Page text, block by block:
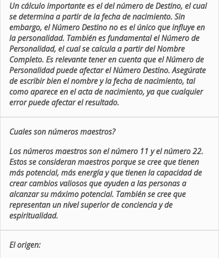
Un cálculo importante es el del número de Destino, el cual
se determina a partir de la fecha de nacimiento. Sin
embargo, el Número Destino no es el único que influye en
la personalidad. También es fundamental el Número de
Personalidad, el cual se calcula a partir del Nombre
Completo. Es relevante tener en cuenta que el Número de
Personalidad puede afectar el Número Destino. Asegúrate
de escribir bien el nombre y la fecha de nacimiento, tal
como aparece en el acta de nacimiento, ya que cualquier
error puede afectar el resultado.
Cuales son números maestros?
Los números maestros son el número 11 y el número 22.
Estos se consideran maestros porque se cree que tienen
más potencial, más energía y que tienen la capacidad de
crear cambios valiosos que ayuden a las personas a
alcanzar su máximo potencial. También se cree que
representan un nivel superior de conciencia y de
espiritualidad.
El origen: